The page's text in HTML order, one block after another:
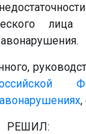
,
РЕШИЛ: